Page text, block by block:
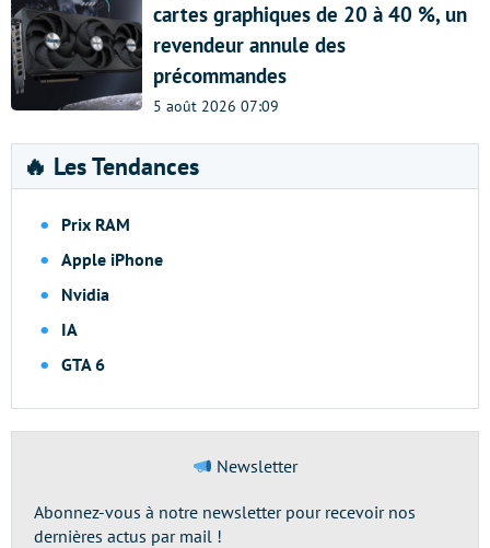
cartes graphiques de 20 à 40 %, un
revendeur annule des
précommandes
5 août 2026 07:09
🔥 Les Tendances
Prix RAM
Apple iPhone
Nvidia
IA
GTA 6
Newsletter
Abonnez-vous à notre newsletter pour recevoir nos
dernières actus par mail !